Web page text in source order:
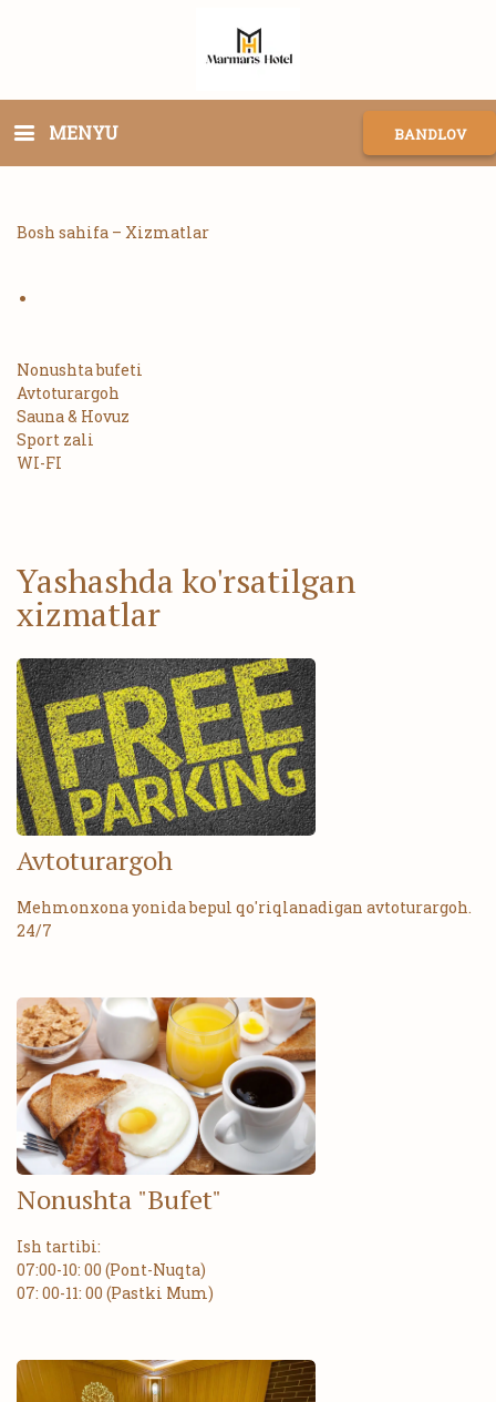
MENYU BANDLOV
Bosh sahifa – Xizmatlar
.
Nonushta bufeti
Avtoturargoh
Sauna & Hovuz
Sport zali
WI-FI
Yashashda ko'rsatilgan
xizmatlar
Avtoturargoh
Mehmonxona yonida bepul qo'riqlanadigan avtoturargoh.
24/7
Nonushta "Bufet"
Ish tartibi:
07:00-10: 00 (Pont-Nuqta)
07: 00-11: 00 (Pastki Mum)